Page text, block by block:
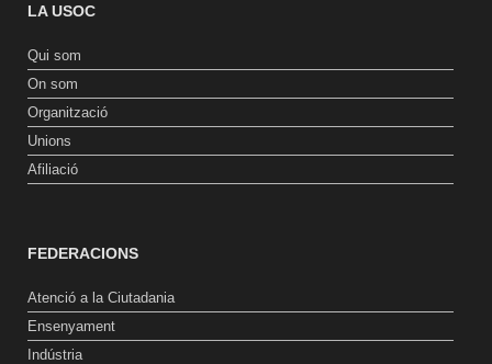
LA USOC
Qui som
On som
Organització
Unions
Afiliació
FEDERACIONS
Atenció a la Ciutadania
Ensenyament
Indústria